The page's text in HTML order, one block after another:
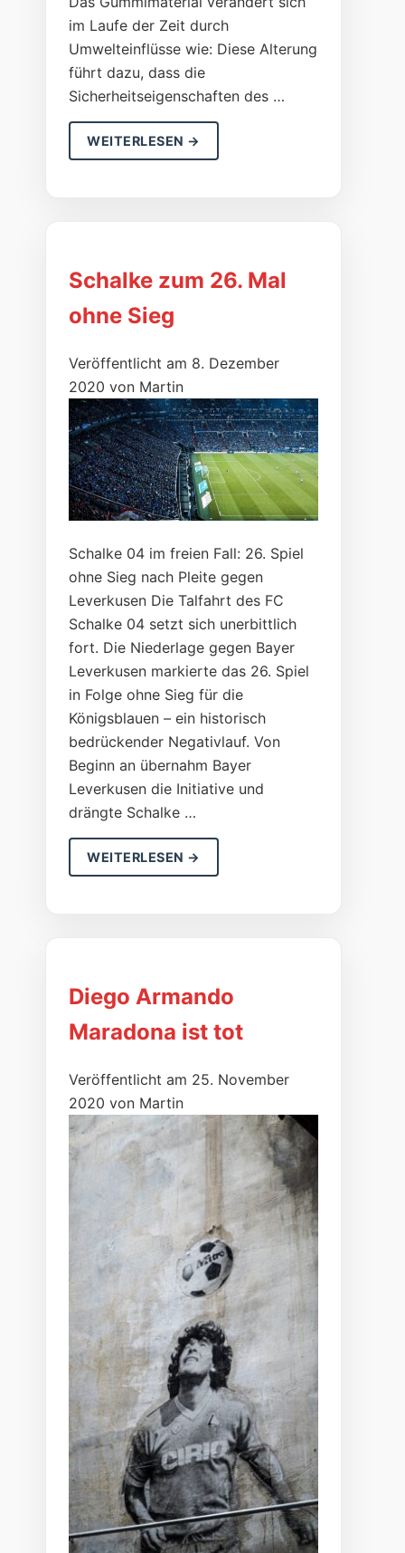
im Laufe der Zeit durch
Umwelteinflüsse wie: Diese Alterung
führt dazu, dass die
Sicherheitseigenschaften des …
WEITERLESEN →
Schalke zum 26. Mal
ohne Sieg
Veröffentlicht am 8. Dezember
2020 von Martin
Schalke 04 im freien Fall: 26. Spiel
ohne Sieg nach Pleite gegen
Leverkusen Die Talfahrt des FC
Schalke 04 setzt sich unerbittlich
fort. Die Niederlage gegen Bayer
Leverkusen markierte das 26. Spiel
in Folge ohne Sieg für die
Königsblauen – ein historisch
bedrückender Negativlauf. Von
Beginn an übernahm Bayer
Leverkusen die Initiative und
drängte Schalke …
WEITERLESEN →
Diego Armando
Maradona ist tot
Veröffentlicht am 25. November
2020 von Martin